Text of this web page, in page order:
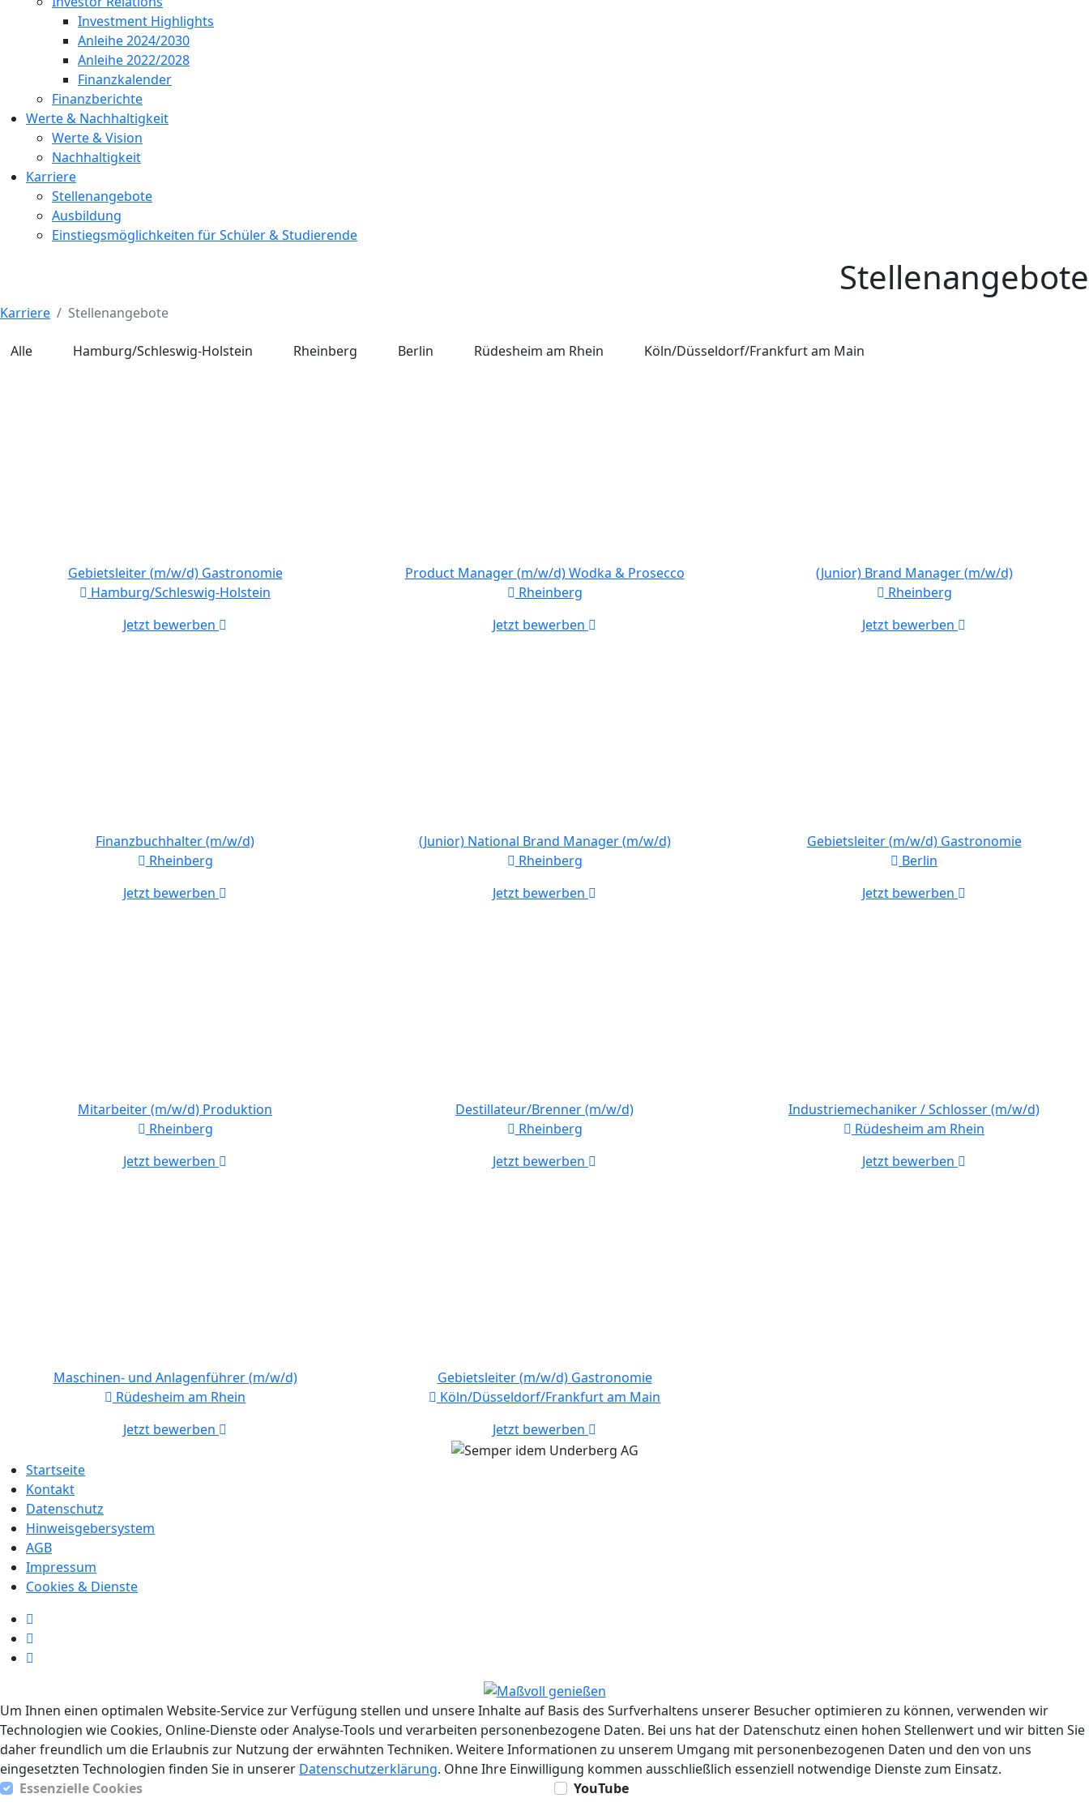
Investment Highlights
Anleihe 2024/2030
Anleihe 2022/2028
Finanzkalender
Finanzberichte
Werte & Nachhaltigkeit
Werte & Vision
Nachhaltigkeit
Karriere
Stellenangebote
Ausbildung
Einstiegsmöglichkeiten für Schüler & Studierende
Stellenangebote
Karriere Stellenangebote
Alle Hamburg/Schleswig-Holstein Rheinberg Berlin Rüdesheim am Rhein Köln/Düsseldorf/Frankfurt am Main
Gebietsleiter (m/w/d) Gastronomie
Hamburg/Schleswig-Holstein
Jetzt bewerben
Product Manager (m/w/d) Wodka & Prosecco
Rheinberg
Jetzt bewerben
(Junior) Brand Manager (m/w/d)
Rheinberg
Jetzt bewerben
Finanzbuchhalter (m/w/d)
Rheinberg
Jetzt bewerben
(Junior) National Brand Manager (m/w/d)
Rheinberg
Jetzt bewerben
Gebietsleiter (m/w/d) Gastronomie
Berlin
Jetzt bewerben
Mitarbeiter (m/w/d) Produktion
Rheinberg
Jetzt bewerben
Destillateur/Brenner (m/w/d)
Rheinberg
Jetzt bewerben
Industriemechaniker / Schlosser (m/w/d)
Rüdesheim am Rhein
Jetzt bewerben
Maschinen- und Anlagenführer (m/w/d)
Rüdesheim am Rhein
Jetzt bewerben
Gebietsleiter (m/w/d) Gastronomie
Köln/Düsseldorf/Frankfurt am Main
Jetzt bewerben
Startseite
Kontakt
Datenschutz
Hinweisgebersystem
AGB
Impressum
Cookies & Dienste
Um Ihnen einen optimalen Website-Service zur Verfügung stellen und unsere Inhalte auf Basis des Surfverhaltens unserer Besucher optimieren zu können, verwenden wir
Technologien wie Cookies, Online-Dienste oder Analyse-Tools und verarbeiten personenbezogene Daten. Bei uns hat der Datenschutz einen hohen Stellenwert und wir bitten Sie
daher freundlich um die Erlaubnis zur Nutzung der erwähnten Techniken. Weitere Informationen zu unserem Umgang mit personenbezogenen Daten und den von uns
eingesetzten Technologien finden Sie in unserer Datenschutzerklärung. Ohne Ihre Einwilligung kommen ausschließlich essenziell notwendige Dienste zum Einsatz.
Essenzielle Cookies
YouTube